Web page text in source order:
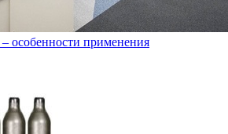
особенности применения